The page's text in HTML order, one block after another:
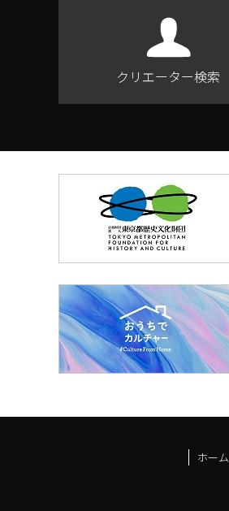
クリエーター検索
ホーム